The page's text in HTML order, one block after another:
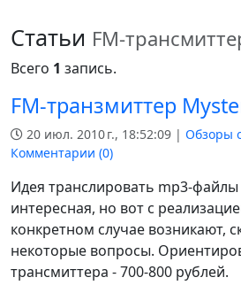
Статьи FM-
Всего 1 запись.
FM-транзмиттер
20 июл. 2010 г., 18:52:09 | Обзоры
Комментарии (0)
Идея транслировать mp3-
интересная, но вот с
конкретном случае возникают,
некоторые вопросы.
трансмиттера - 700-800 рублей.